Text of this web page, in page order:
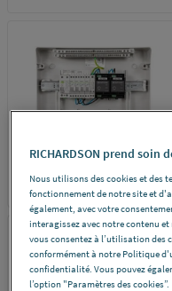
REF A0MVB
RICHARDSON prend soin
Nous utilisons des cookies et des
fonctionnement de notre site et
également, avec votre
interagissez avec notre contenu
vous consentez à l’utilisation des
conformément à notre Politique
confidentialité. Vous pouvez
l’option "Paramètres des cookies”.